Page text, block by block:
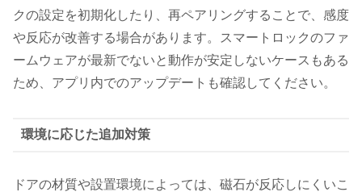
クの設定を初期化したり、再ペアリングすることで、感度
や反応が改善する場合があります。スマートロックのファ
ームウェアが最新でないと動作が安定しないケースもある
ため、アプリ内でのアップデートも確認してください。
環境に応じた追加対策
ドアの材質や設置環境によっては、磁石が反応しにくいこ